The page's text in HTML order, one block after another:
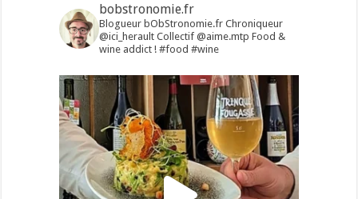
bobstronomie.fr
Blogueur bObStronomie.fr Chroniqueur
@ici_heraultCollectif @aime.mtp Food &
wine addict !#food #wine